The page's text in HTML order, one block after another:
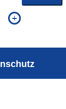
suchen